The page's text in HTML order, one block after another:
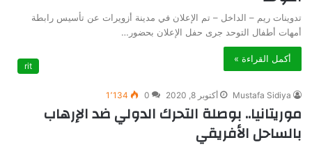
تدوينات ريم – الداخل – تم الإعلان في مدينة أزويرات عن تأسيس رابطة
أمهات أطفال التوحد جرى حفل الإعلان بحضور…
أكمل القراءة »
Mustafa Sidiya أكتوبر 8, 2020 0 1٬134
موريتانيا.. بوصلة التحرك الدولي ضد الإرهاب
بالساحل الأفريقي